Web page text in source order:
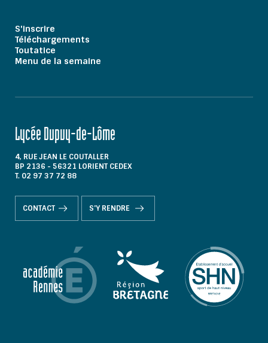
S'inscrire
Téléchargements
Toutatice
Menu de la semaine
Lycée Dupuy-de-Lôme
4, RUE JEAN LE COUTALLER
BP 2136 - 56321 LORIENT CEDEX
T. 02 97 37 72 88
CONTACT S'Y RENDRE